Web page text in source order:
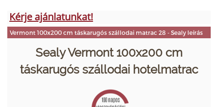
Kérje ajánlatunkat!
Vermont 100x200 cm táskarugós szállodai matrac 28 - Sealy leírás
Sealy Vermont 100x200 cm
táskarugós szállodai hotelmatrac